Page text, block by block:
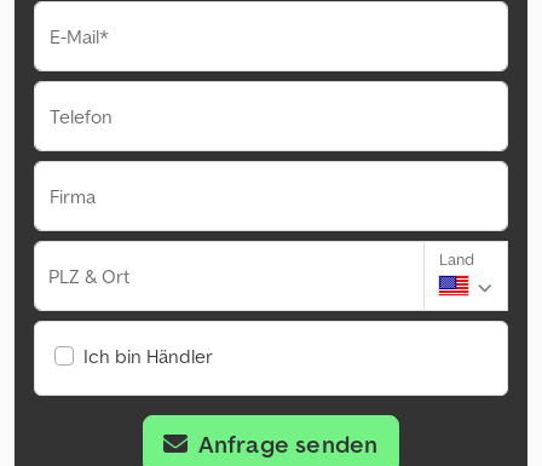
E-Mail*
Telefon
Firma
PLZ & Ort
Land
Ich bin Händler
Anfrage senden